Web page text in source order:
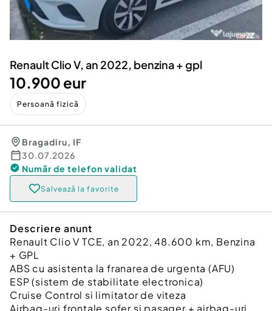
Servicii
Animale de companie
Inchiriere Bunuri si Vehicule
Utilaje agricole si industriale
Piese auto si accesorii
Dacia Duster
Renault Clio V, an 2022, benzina + gpl
10.900 eur
Persoană fizică
Bragadiru, IF
30.07.2026
Număr de telefon validat
Salvează la favorite
Descriere anunt
Renault Clio V TCE, an 2022, 48.600 km, Benzina
+ GPL
ABS cu asistenta la franarea de urgenta (AFU)
ESP (sistem de stabilitate electronica)
Cruise Control si limitator de viteza
Airbag-uri frontale sofer si pasager + airbag-uri